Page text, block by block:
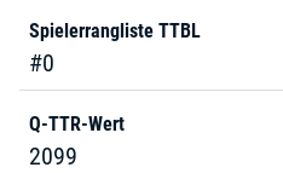
Spielerrangliste TTBL
#0
Q-TTR-Wert
2099